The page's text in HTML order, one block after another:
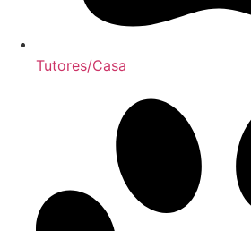
Tutores/Casa